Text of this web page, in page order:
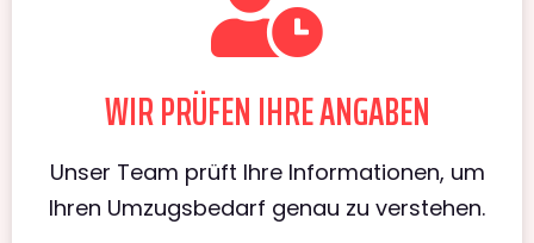
WIR PRÜFEN IHRE ANGABEN
Unser Team prüft Ihre Informationen, um
Ihren Umzugsbedarf genau zu verstehen.